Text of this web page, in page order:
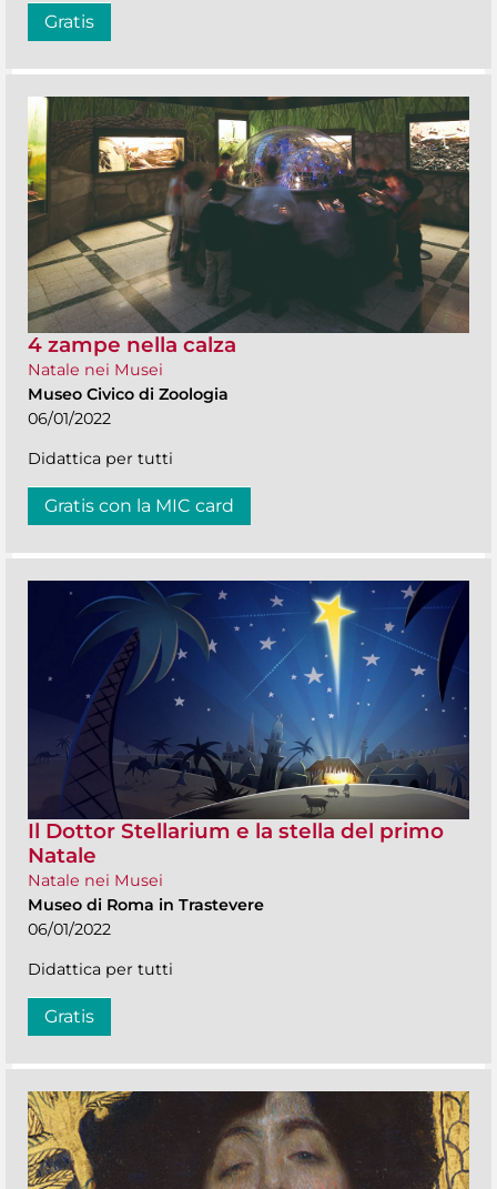
Gratis
4 zampe nella calza
Natale nei Musei
Museo Civico di Zoologia
06/01/2022
Didattica per tutti
Gratis con la MIC card
Il Dottor Stellarium e la stella del primo
Natale
Natale nei Musei
Museo di Roma in Trastevere
06/01/2022
Didattica per tutti
Gratis